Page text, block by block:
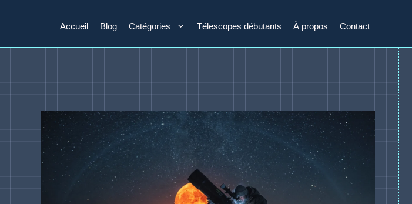
Accueil Blog Catégories Télescopes débutants À propos Contact